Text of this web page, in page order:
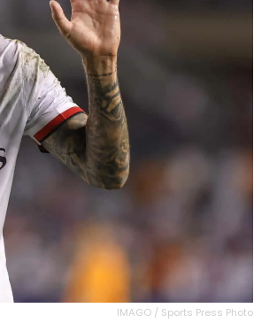
IMAGO / Sports Press Photo